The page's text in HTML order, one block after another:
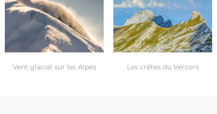
Vent glacial sur les Alpes Les crêtes du Vercors